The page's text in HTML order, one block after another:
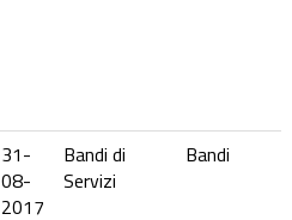
31-
08-
2017
Bandi di
Servizi
Bandi